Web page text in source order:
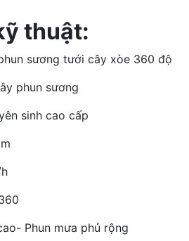
thuật:
sương tưới cây xòe 360 độ
phun sương
sinh cao cấp
Phun mưa phủ rộng